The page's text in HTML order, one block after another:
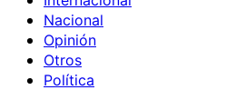
Nacional
Opinión
Otros
Política